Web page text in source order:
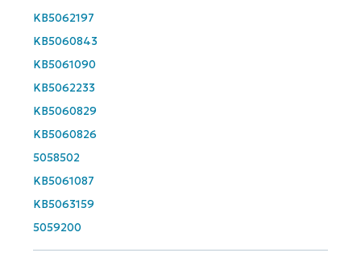
KB5062197
KB5060843
KB5061090
KB5062233
KB5060829
KB5060826
5058502
KB5061087
KB5063159
5059200
name*